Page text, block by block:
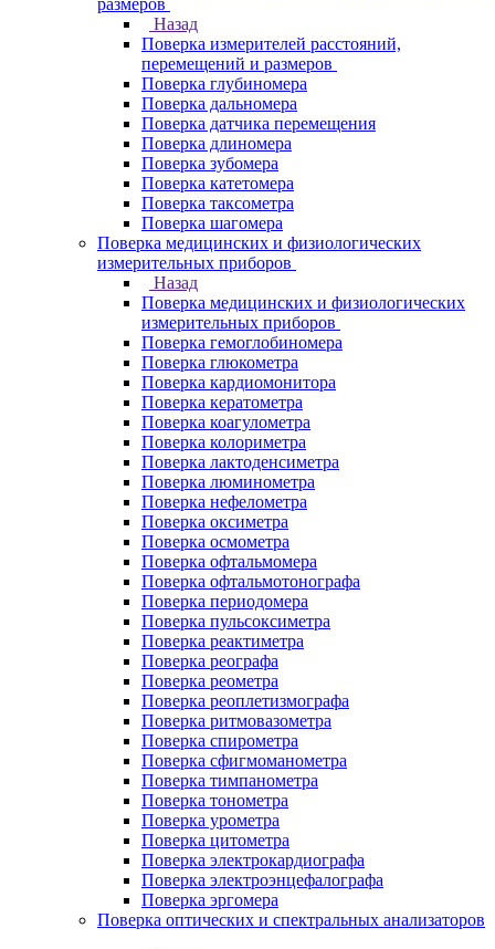
размеров
Назад
Поверка измерителей расстояний,
перемещений и размеров
Поверка глубиномера
Поверка дальномера
Поверка датчика перемещения
Поверка длиномера
Поверка зубомера
Поверка катетомера
Поверка таксометра
Поверка шагомера
Поверка медицинских и физиологических
измерительных приборов
Назад
Поверка медицинских и физиологических
измерительных приборов
Поверка гемоглобиномера
Поверка глюкометра
Поверка кардиомонитора
Поверка кератометра
Поверка коагулометра
Поверка колориметра
Поверка лактоденсиметра
Поверка люминометра
Поверка нефелометра
Поверка оксиметра
Поверка осмометра
Поверка офтальмомера
Поверка офтальмотонографа
Поверка периодомера
Поверка пульсоксиметра
Поверка реактиметра
Поверка реографа
Поверка реометра
Поверка реоплетизмографа
Поверка ритмовазометра
Поверка спирометра
Поверка сфигмоманометра
Поверка тимпанометра
Поверка тонометра
Поверка урометра
Поверка цитометра
Поверка электрокардиографа
Поверка электроэнцефалографа
Поверка эргомера
Поверка оптических и спектральных анализаторов